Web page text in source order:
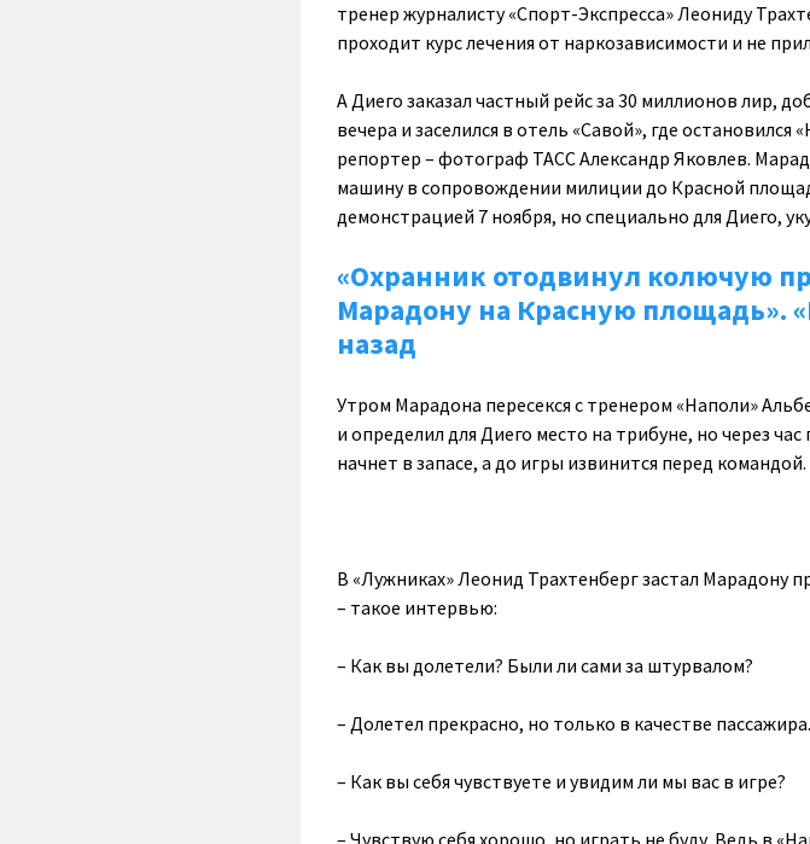
тренер журналисту «Спорт-Экспресса» Леониду
проходит курс лечения от наркозависимости и не
А Диего заказал частный рейс за 30 миллионов лир,
вечера и заселился в отель «Савой», где
репортер – фотограф ТАСС Александр Яковлев.
машину в сопровождении милиции до Красной
демонстрацией 7 ноября, но специально для Диего,
«Охранник отодвинул колючую
Марадону на Красную площадь».
назад
Утром Марадона пересекся с тренером «Наполи»
и определил для Диего место на трибуне, но через
начнет в запасе, а до игры извинится перед командой.
В «Лужниках» Леонид Трахтенберг застал Марадону
– такое интервью:
– Как вы долетели? Были ли сами за штурвалом?
– Долетел прекрасно, но только в качестве пассажира.
– Как вы себя чувствуете и увидим ли мы вас в игре?
– Чувствую себя хорошо, но играть не буду. Ведь в